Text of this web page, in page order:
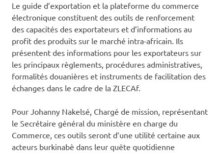
Le guide d’exportation et la plateforme du commerce
électronique constituent des outils de renforcement
des capacités des exportateurs et d’informations au
profit des produits sur le marché intra-africain. Ils
présentent des informations pour les exportateurs sur
les principaux règlements, procédures administratives,
formalités douanières et instruments de facilitation des
échanges dans le cadre de la ZLECAf.
Pour Johanny Nakelsé, Chargé de mission, représentant
le Secrétaire général du ministère en charge du
Commerce, ces outils seront d’une utilité certaine aux
acteurs burkinabè dans leur quête quotidienne